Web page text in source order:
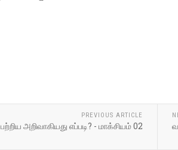
PREVIOUS ARTICLE
அறிவாகியது எப்படி? - மாக்சியம் 02